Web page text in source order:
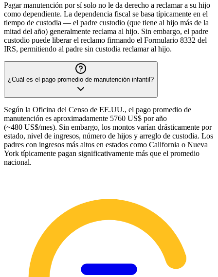
Pagar manutención por sí solo no le da derecho a reclamar a su hijo
como dependiente. La dependencia fiscal se basa típicamente en el
tiempo de custodia — el padre custodio (que tiene al hijo más de la
mitad del año) generalmente reclama al hijo. Sin embargo, el padre
custodio puede liberar el reclamo firmando el Formulario 8332 del
IRS, permitiendo al padre sin custodia reclamar al hijo.
¿Cuál es el pago promedio de manutención infantil?
Según la Oficina del Censo de EE.UU., el pago promedio de
manutención es aproximadamente 5760 US$ por año
(~480 US$/mes). Sin embargo, los montos varían drásticamente por
estado, nivel de ingresos, número de hijos y arreglo de custodia. Los
padres con ingresos más altos en estados como California o Nueva
York típicamente pagan significativamente más que el promedio
nacional.